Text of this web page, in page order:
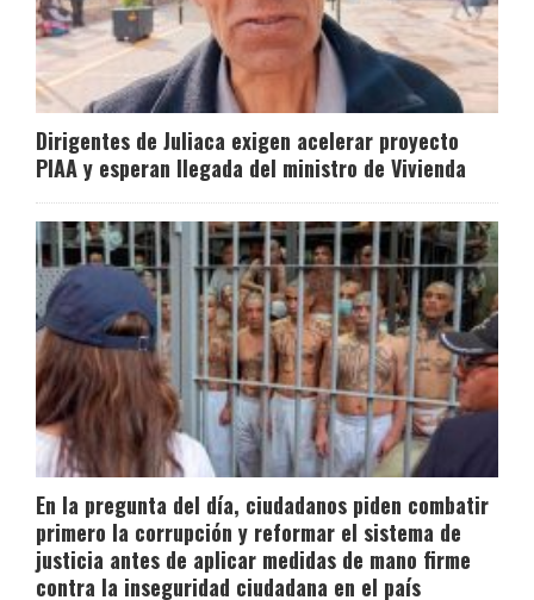
Dirigentes de Juliaca exigen acelerar proyecto
PIAA y esperan llegada del ministro de Vivienda
En la pregunta del día, ciudadanos piden combatir
primero la corrupción y reformar el sistema de
justicia antes de aplicar medidas de mano firme
contra la inseguridad ciudadana en el país